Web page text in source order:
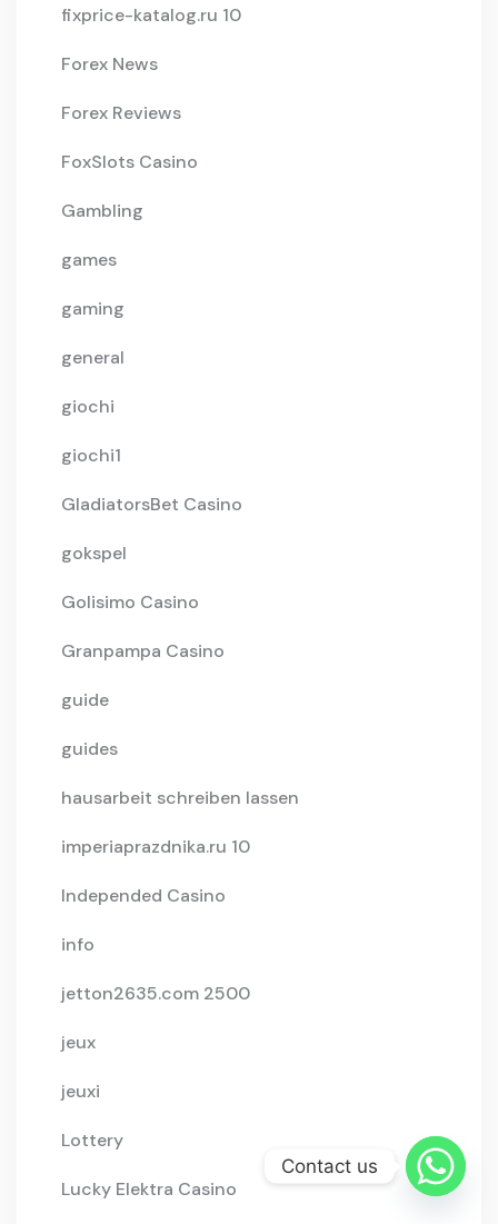
fixprice-katalog.ru 10
Forex News
Forex Reviews
FoxSlots Casino
Gambling
games
gaming
general
giochi
giochi1
GladiatorsBet Casino
gokspel
Golisimo Casino
Granpampa Casino
guide
guides
hausarbeit schreiben lassen
imperiaprazdnika.ru 10
Independed Casino
info
jetton2635.com 2500
jeux
jeuxi
Lottery
Lucky Elektra Casino
Contact us